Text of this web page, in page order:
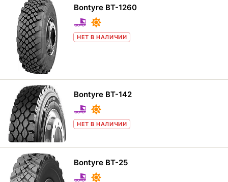
Bontyre BT-1260
НЕТ В НАЛИЧИИ
Bontyre BT-142
НЕТ В НАЛИЧИИ
Bontyre BT-25